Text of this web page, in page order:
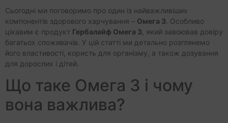
Сьогодні ми поговоримо про один із найважливіших
компонентів здорового харчування – Омега 3 . Особливо
цікавим є продукт Гербалайф Омега 3 , який завоював довіру
багатьох споживачів. У цій статті ми детально розглянемо
його властивості, користь для організму, а також дозування
для дорослих і дітей.
Що таке Омега 3 і чому
вона важлива?